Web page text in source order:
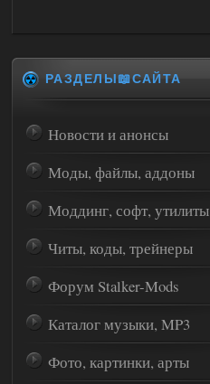
РАЗДЕЛЫ📖САЙТА
Новости и анонсы
Моды, файлы, аддоны
Моддинг, софт, утилиты
Читы, коды, трейнеры
Форум Stalker-Mods
Каталог музыки, MP3
Фото, картинки, арты